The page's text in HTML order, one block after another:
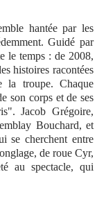
hantée par les
Guidé par
le temps : de 2008,
histoires racontées
la troupe. Chaque
son corps et de ses
Jacob Grégoire,
Bouchard, et
se cherchent entre
de roue Cyr,
au spectacle, qui